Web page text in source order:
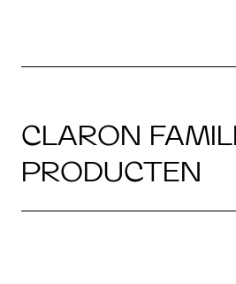
CLARON
PRODUCTEN